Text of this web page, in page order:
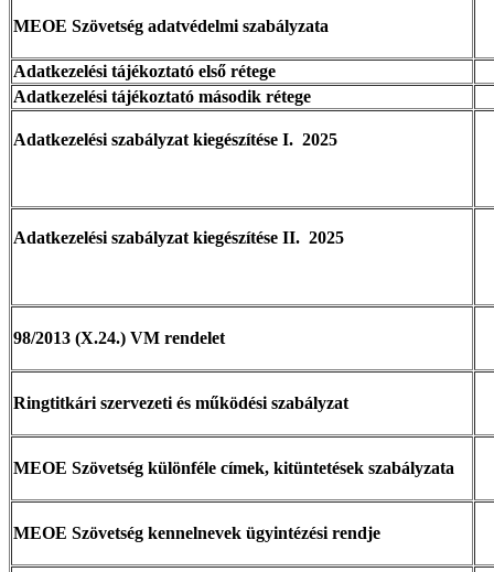
MEOE Szövetség adatvédelmi szabályzata
Adatkezelési tájékoztató első rétege
Adatkezelési tájékoztató második rétege
Adatkezelési szabályzat kiegészítése I. 2025
Adatkezelési szabályzat kiegészítése II. 2025
98/2013 (X.24.) VM rendelet
Ringtitkári szervezeti és működési szabályzat
MEOE Szövetség különféle címek, kitüntetések szabályzata
MEOE Szövetség kennelnevek ügyintézési rendje